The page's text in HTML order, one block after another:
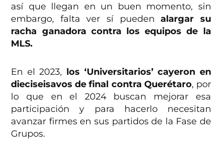
así que llegan en un buen momento, sin
embargo, falta ver sí puedenalargar su
racha ganadora contra los equipos de la
MLS.
En el 2023, los ‘Universitarios’ cayeron en
dieciseisavos de final contra Querétaro, por
lo que en el 2024 buscan mejorar esa
participación y para hacerlo necesitan
avanzar firmes en sus partidos de la Fase de
Grupos.